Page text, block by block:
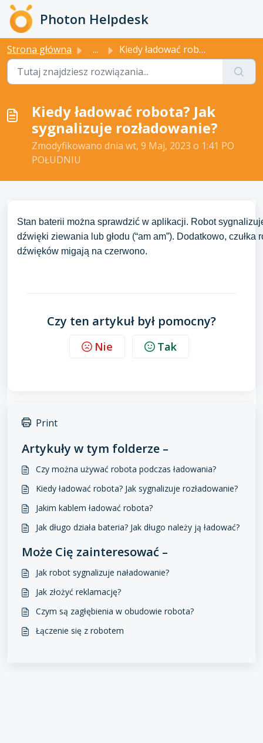
Przejdź do głównej treści
Photon Helpdesk
Strona główna ... Kiedy ładować robota? Jak sygnalizuje rozładowanie?
Kiedy ładować robota? Jak
sygnalizuje rozładowanie?
Zmodyfikowano dnia wt, 9 Maj, 2023 o 1:41 PO
POŁUDNIU
Stan baterii można sprawdzić w aplikacji. Robot
dźwięki ziewania lub głodu (“am am”). Dodatkowo,
dźwięków migają na czerwono.
Czy ten artykuł był pomocny?
Nie Tak
Print
Artykuły w tym folderze –
Czy można używać robota podczas ładowania?
Kiedy ładować robota? Jak sygnalizuje rozładowanie?
Jakim kablem ładować robota?
Jak długo działa bateria? Jak długo należy ją ładować?
Może Cię zainteresować –
Jak robot sygnalizuje naładowanie?
Jak złożyć reklamację?
Czym są zagłębienia w obudowie robota?
Łączenie się z robotem